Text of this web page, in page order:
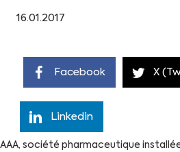
16.01.2017
Facebook X
Linkedin
AAA, société pharmaceutique